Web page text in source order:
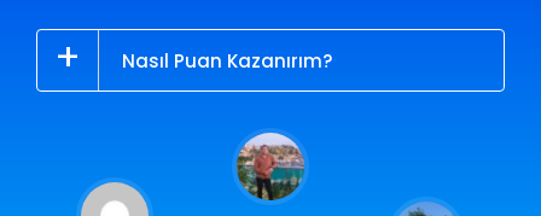
Nasıl Puan Kazanırım?